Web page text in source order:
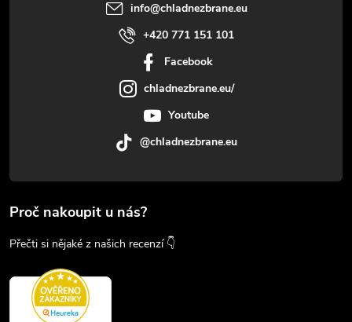
info@chladnezbrane.eu
+420 771 151 101
Facebook
chladnezbrane.eu/
Youtube
@chladnezbrane.eu
Proč nakoupit u nás?
Přečti si nějaké z našich recenzí 👇